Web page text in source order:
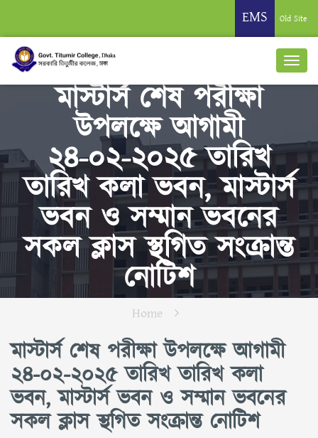
EMS Old Site
মাস্টার্স শেষ পরীক্ষা
উপলক্ষে আগামী
২৪-০২-২০২৫ তারিখ
তারিখ কলা ভবন, মাস্টার্স
ভবন ও সম্মান ভবনের
সকল ক্লাস স্থগিত সংক্রান্ত
নোটিশ
Home
মাস্টার্স শেষ পরীক্ষা উপলক্ষে আগামী
২৪-০২-২০২৫ তারিখ তারিখ কলা
ভবন, মাস্টার্স ভবন ও সম্মান ভবনের
সকল ক্লাস স্থগিত সংক্রান্ত নোটিশ